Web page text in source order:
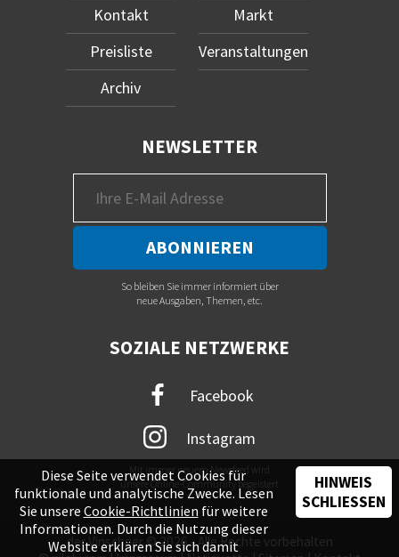
Kontakt
Preisliste
Archiv
Markt
Veranstaltungen
NEWSLETTER
So bleiben Sie immer informiert über
neue Ausgaben, Themen, etc.
SOZIALE NETZWERKE
Facebook
Instagram
Mit immer neuem Newsfeed wird
unsere Online-Community begeistert
der Vinschger © 2026 - Alle Rechte vorbehalten
Diese Seite verwendet Cookies für
funktionale und analytische Zwecke. Lesen
Sie unsere Cookie-Richtlinien für weitere
Informationen. Durch die Nutzung dieser
Website erklären Sie sich damit
HINWEIS
SCHLIESSEN